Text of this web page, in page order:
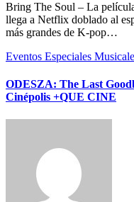
Bring The Soul – La película, el documental sobre la gira de BTS,
llega a Netflix doblado al
más grandes de K-pop…
Eventos Especiales
ODESZA: The Last
Cinépolis +QUE CINE